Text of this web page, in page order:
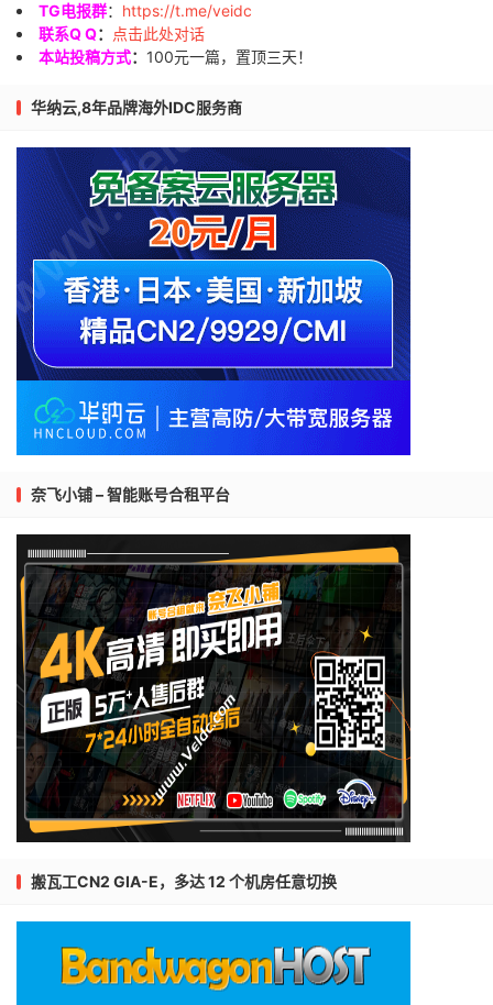
TG电报群： https://t.me/veidc
联系Q Q：
点击此处对话
本站投稿方式： 100元一篇，置顶三天！
华纳云,8年品牌海外IDC服务商
奈飞小铺 – 智能账号合租平台
搬瓦工CN2 GIA-E，多达 12 个机房任意切换